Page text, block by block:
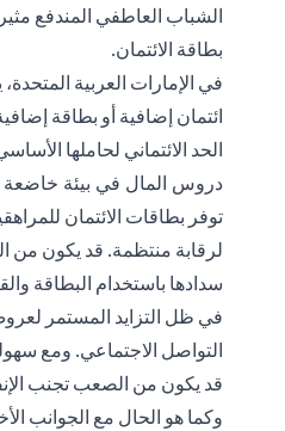
الشباب العاطفي المندفع
بطاقة الائتمان.
ائتمان إضافية أو بطاقة
الحد الائتماني لحاملها
دروس المال في بيئة خاضعة
توفر بطاقات الائتمان
لرقابة منتظمة. قد يكون من
سدادها باستخدام البطاقة
في ظل التزايد المستمر
التواصل الاجتماعي. ومع
قد يكون من الصعب تجنب
وكما هو الحال مع الجوانب